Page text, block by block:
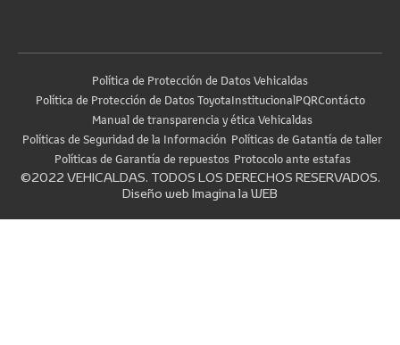
Política de Protección de Datos Vehicaldas
Política de Protección de Datos ToyotaInstitucionalPQRContácto
Manual de transparencia y ética Vehicaldas
Políticas de Seguridad de la Información Políticas de Gatantía de taller
Políticas de Garantía de repuestos Protocolo ante estafas
©2022 VEHICALDAS. TODOS LOS DERECHOS RESERVADOS.
Diseño web Imagina la WEB